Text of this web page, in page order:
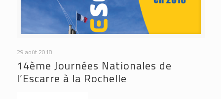
29 août 2018
14ème Journées Nationales de
l’Escarre à la Rochelle